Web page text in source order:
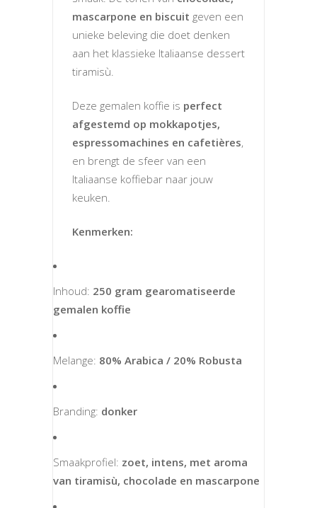
mascarpone en biscuit geven een
unieke beleving die doet denken
aan het klassieke Italiaanse dessert
tiramisù.
Deze gemalen koffie is perfect
afgestemd op mokkapotjes,
espressomachines en cafetières,
en brengt de sfeer van een
Italiaanse koffiebar naar jouw
keuken.
Kenmerken:
Inhoud: 250 gram gearomatiseerde
gemalen koffie
Melange: 80% Arabica / 20% Robusta
Branding: donker
Smaakprofiel: zoet, intens, met aroma
van tiramisù, chocolade en mascarpone